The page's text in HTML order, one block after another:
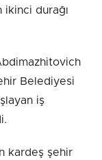
durağı
Belediyesi
iş
kardeş şehir